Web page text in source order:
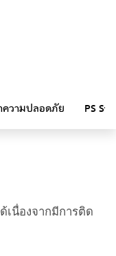
วามปลอดภัย PS
เนื่องจากมีการติด